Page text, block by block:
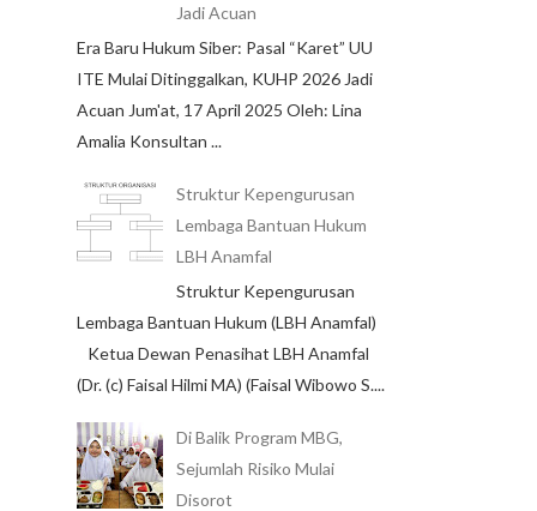
Jadi Acuan
Era Baru Hukum Siber: Pasal “Karet” UU
ITE Mulai Ditinggalkan, KUHP 2026 Jadi
Acuan Jum'at, 17 April 2025 Oleh: Lina
Amalia Konsultan ...
Struktur Kepengurusan
Lembaga Bantuan Hukum
LBH Anamfal
Struktur Kepengurusan
Lembaga Bantuan Hukum (LBH Anamfal)
Ketua Dewan Penasihat LBH Anamfal
(Dr. (c) Faisal Hilmi MA) (Faisal Wibowo S....
Di Balik Program MBG,
Sejumlah Risiko Mulai
Disorot